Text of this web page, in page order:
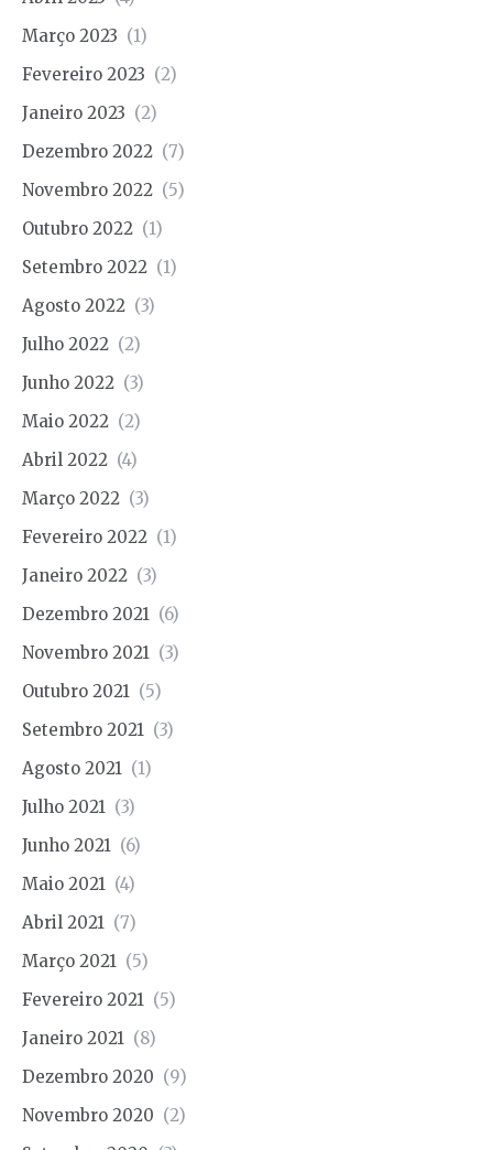
Março 2023 (1)
Fevereiro 2023 (2)
Janeiro 2023 (2)
Dezembro 2022 (7)
Novembro 2022 (5)
Outubro 2022 (1)
Setembro 2022 (1)
Agosto 2022 (3)
Julho 2022 (2)
Junho 2022 (3)
Maio 2022 (2)
Abril 2022 (4)
Março 2022 (3)
Fevereiro 2022 (1)
Janeiro 2022 (3)
Dezembro 2021 (6)
Novembro 2021 (3)
Outubro 2021 (5)
Setembro 2021 (3)
Agosto 2021 (1)
Julho 2021 (3)
Junho 2021 (6)
Maio 2021 (4)
Abril 2021 (7)
Março 2021 (5)
Fevereiro 2021 (5)
Janeiro 2021 (8)
Dezembro 2020 (9)
Novembro 2020 (2)